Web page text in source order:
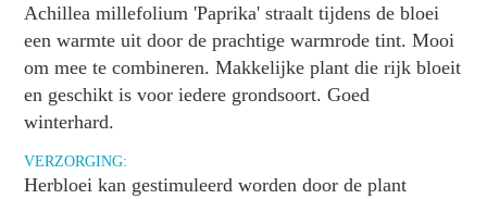
Achillea millefolium 'Paprika' straalt tijdens de bloei
een warmte uit door de prachtige warmrode tint. Mooi
om mee te combineren. Makkelijke plant die rijk bloeit
en geschikt is voor iedere grondsoort. Goed
winterhard.
VERZORGING:
Herbloei kan gestimuleerd worden door de plant